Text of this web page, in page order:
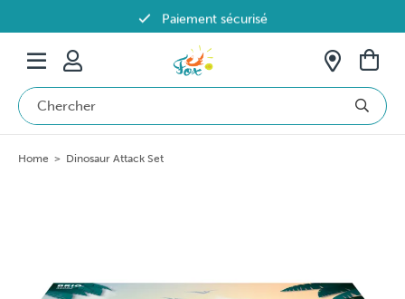
Paiement sécurisé
Livraison offerte dès 69€ en Belgique
Home > Dinosaur Attack Set